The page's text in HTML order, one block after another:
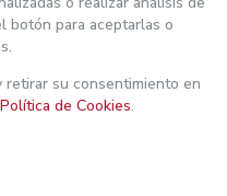
COMPRAR Ver mi actividad reciente
botón para aceptarlas o
retirar su consentimiento en
Política de Cookies.